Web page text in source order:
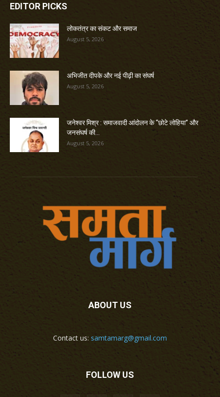
EDITOR PICKS
लोकतंत्र का संकट और समाज
August 5, 2026
अभिजीत दीपके और नई पीढ़ी का संघर्ष
August 5, 2026
जनेश्वर मिश्र : समाजवादी आंदोलन के “छोटे लोहिया” और
जनसंघर्ष की...
August 5, 2026
ABOUT US
Contact us: samtamarg@gmail.com
FOLLOW US